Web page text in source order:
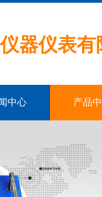
器仪表有
中心 产品